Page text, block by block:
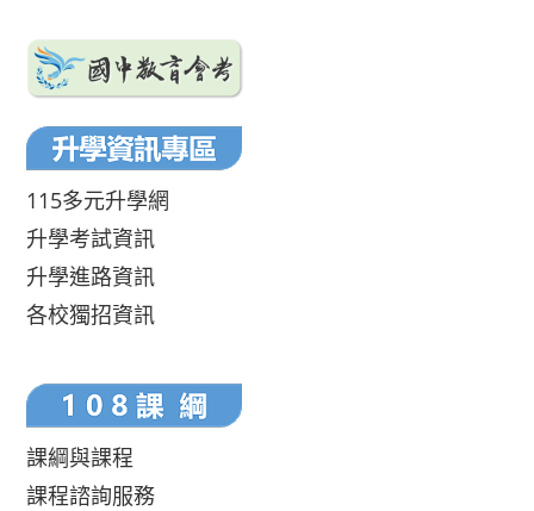
115多元升學網
升學考試資訊
升學進路資訊
各校獨招資訊
課綱與課程
課程諮詢服務